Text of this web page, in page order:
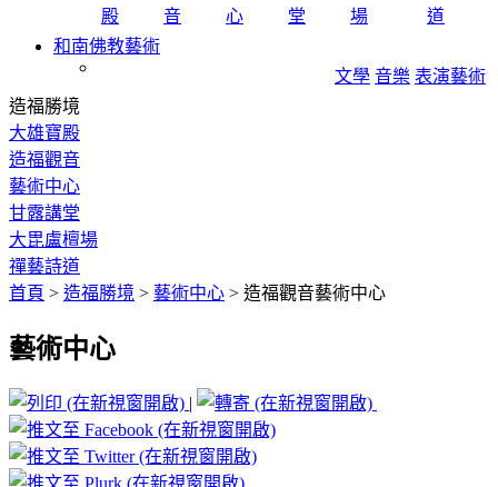
殿
音
心
堂
場
道
和南佛教藝術
文學 音樂 表演藝術
造福勝境
大雄寶殿
造福觀音
藝術中心
甘露講堂
大毘盧檀場
禪藝詩道
首頁 > 造福勝境 > 藝術中心 > 造福觀音藝術中心
藝術中心
|